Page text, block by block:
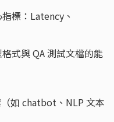
標：Latency、
式與 QA 測試文檔的能
如 chatbot、NLP 文本